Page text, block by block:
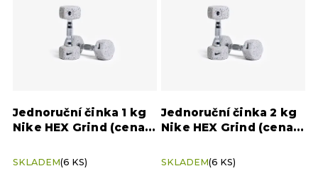
t
ů
Jednoruční činka 1 kg
Nike HEX Grind (cena
SKLADEM(6 KS)
Jednoruční činka 2 kg
Nike HEX Grind (cena
SKLADEM(6 KS)